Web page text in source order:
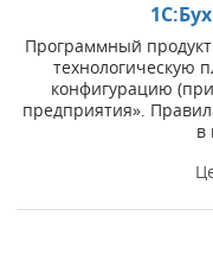
Программный
технологическую
конфигурацию
предприятия».
в